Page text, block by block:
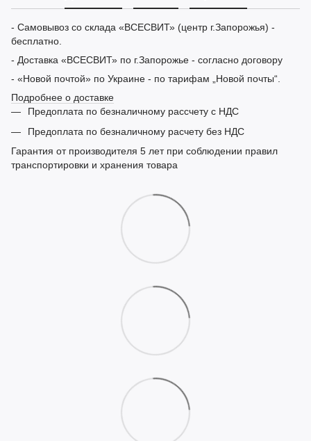
- Самовывоз со склада «ВСЕСВИТ» (центр г.Запорожья) -
бесплатно.
- Доставка «ВСЕСВИТ» по г.Запорожье - согласно договору
- «Новой почтой» по Украине - по тарифам „Новой почты“.
Подробнее о доставке
Предоплата по безналичному рассчету с НДС
Предоплата по безналичному расчету без НДС
Гарантия от производителя 5 лет при соблюдении правил
транспортировки и хранения товара